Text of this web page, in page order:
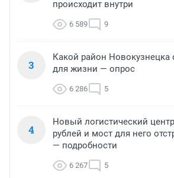
происходит внутри
6 589 9
3
Какой район
для жизни — опрос
6 286 5
4
Новый логистический
рублей и мост для него
— подробности
6 267 5